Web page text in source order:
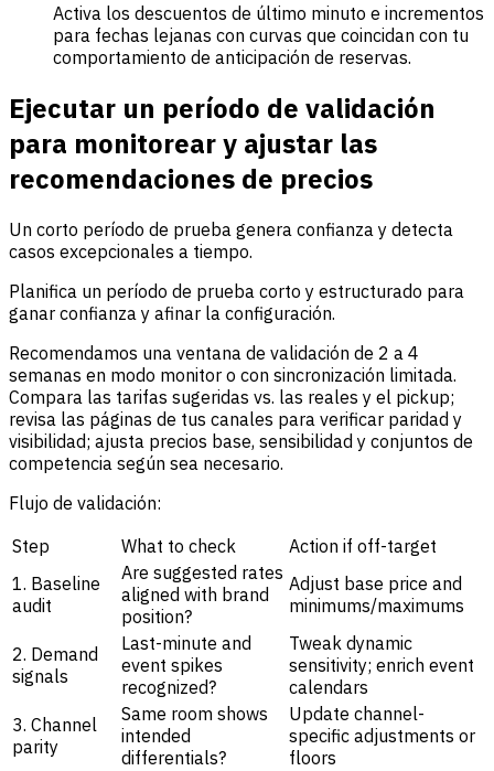
Activa los descuentos de último minuto e incrementos
para fechas lejanas con curvas que coincidan con tu
comportamiento de anticipación de reservas.
Ejecutar un período de validación
para monitorear y ajustar las
recomendaciones de precios
Un corto período de prueba genera confianza y detecta
casos excepcionales a tiempo.
Planifica un período de prueba corto y estructurado para
ganar confianza y afinar la configuración.
Recomendamos una ventana de validación de 2 a 4
semanas en modo monitor o con sincronización limitada.
Compara las tarifas sugeridas vs. las reales y el pickup;
revisa las páginas de tus canales para verificar paridad y
visibilidad; ajusta precios base, sensibilidad y conjuntos de
competencia según sea necesario.
Flujo de validación:
Step
What to check
Action if off-target
1. Baseline
audit
Are suggested rates
aligned with brand
position?
Adjust base price and
minimums/maximums
2. Demand
signals
Last-minute and
event spikes
recognized?
Tweak dynamic
sensitivity; enrich event
calendars
3. Channel
parity
Same room shows
intended
differentials?
Update channel-
specific adjustments or
floors